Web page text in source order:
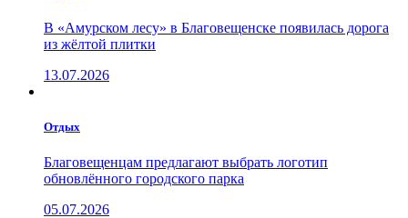
В «Амурском лесу» в Благовещенске появилась дорога
из жёлтой плитки
13.07.2026
Отдых
Благовещенцам предлагают выбрать логотип
обновлённого городского парка
05.07.2026